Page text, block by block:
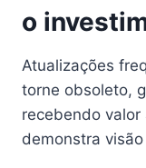
o
Atualizações
torne obsoleto,
recebendo valor
demonstra